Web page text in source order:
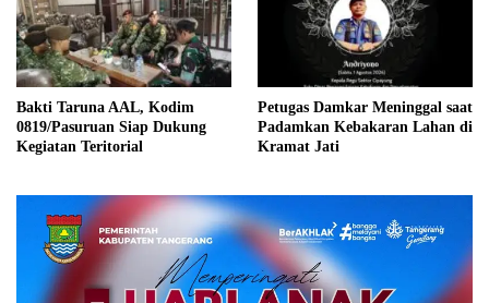
Bakti Taruna AAL, Kodim
0819/Pasuruan Siap Dukung
Kegiatan Teritorial
Petugas Damkar Meninggal saat
Padamkan Kebakaran Lahan di
Kramat Jati